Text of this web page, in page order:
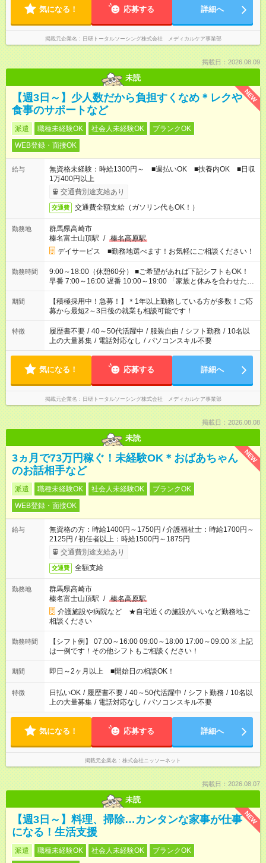
気になる！ 応募する 詳細へ
掲載元企業名 日研トータルソーシング株式会社 メディカルケア事業部
掲載日：2026.08.09
未読
NEW
【週3日～】少人数だから負担すくなめ＊レクや
食事のサポートなど
派遣 職種未経験OK 社会人未経験OK
ブランクOK
WEB登録・面接OK
給与
無資格未経験：時給1300円～ ■週払いOK ■扶養内OK ■日収
1万400円以上
交通費別途支給あり
交通費 交通費全額支給（ガソリン代もOK！）
勤務地
群馬県高崎市
榛名富士山頂駅 / 榛名高原駅
デイサービス ■勤務地選べます！お気軽にご相談ください！
勤務時間
9:00～18:00（休憩60分） ■ご希望があれば下記シフトもOK！
早番 7:00～16:00 遅番 10:00～19:00 「家族と休みを合わせた
い」 「余裕を持って夕飯の準備がしたい」 「できれば残業はし
たくない」 など、ご希望を教えてくださいね。 ※Wワーク希望
の方へ 今ご覧のお仕事で希望する勤務時間と、もう1つのお仕事
の勤務時間。 合計で週40時間を超える場合は応募できません。
期間
【積極採用中！急募！】＊1年以上勤務している方が多数！ご応
募から最短2～3日後の就業も相談可能です！
特徴 履歴書不要 / 40～50代活躍中 / 服装自由 / シフト勤務 / 10名以
上の大量募集 / 電話対応なし / パソコンスキル不要
気になる！ 応募する 詳細へ
掲載元企業名 日研トータルソーシング株式会社 メディカルケア事業部
掲載日：2026.08.08
未読
NEW
3ヵ月で73万円稼ぐ！未経験OK＊おばあちゃん
のお話相手など
派遣 職種未経験OK 社会人未経験OK
ブランクOK
WEB登録・面接OK
給与
無資格の方：時給1400円～1750円 / 介護福祉士：時給1700円～
2125円 / 初任者以上：時給1500円～1875円
交通費別途支給あり
交通費 全額支給
勤務地
群馬県高崎市
榛名富士山頂駅 / 榛名高原駅
介護施設や病院など ★自宅近くの施設がいいなど勤務地ご
相談ください
勤務時間
【シフト例】 07:00～16:00 09:00～18:00 17:00～09:00 ※ 上記
は一例です！その他シフトもご相談ください！
期間 即日～2ヶ月以上 ■開始日の相談OK！
特徴 日払いOK / 履歴書不要 / 40～50代活躍中 / シフト勤務 / 10名以
上の大量募集 / 電話対応なし / パソコンスキル不要
気になる！ 応募する 詳細へ
掲載元企業名 株式会社ニッソーネット
掲載日：2026.08.07
未読
NEW
【週3日～】料理、掃除…カンタンな家事が仕事
になる！生活支援
派遣 職種未経験OK 社会人未経験OK
ブランクOK